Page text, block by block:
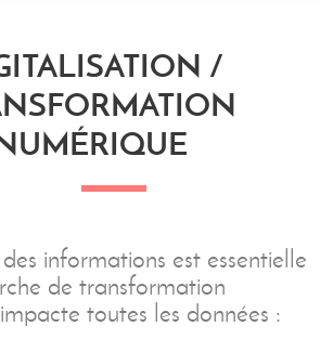
/
informations est essentielle
de transformation
toutes les données :